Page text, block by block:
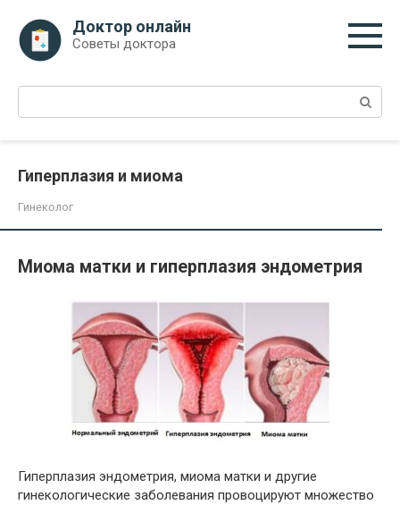
контенту
Доктор онлайн
Советы доктора
Поиск:
Гиперплазия и миома
Гинеколог
Миома матки и гиперплазия эндометрия
Гиперплазия эндометрия, миома матки и другие
гинекологические заболевания провоцируют множество